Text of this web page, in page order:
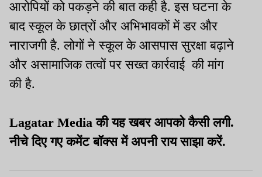
आरोपियों को पकड़ने की बात कही है. इस घटना के
बाद स्कूल के छात्रों और अभिभावकों में डर और
नाराजगी है. लोगों ने स्कूल के आसपास सुरक्षा बढ़ाने
और असामाजिक तत्वों पर सख्त कार्रवाई की मांग
की है.
Lagatar Media की यह खबर आपको कैसी लगी.
नीचे दिए गए कमेंट बॉक्स में अपनी राय साझा करें.